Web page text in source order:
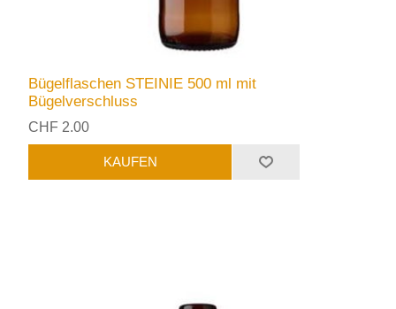
Bügelflaschen STEINIE 500 ml mit
Bügelverschluss
CHF 2.00